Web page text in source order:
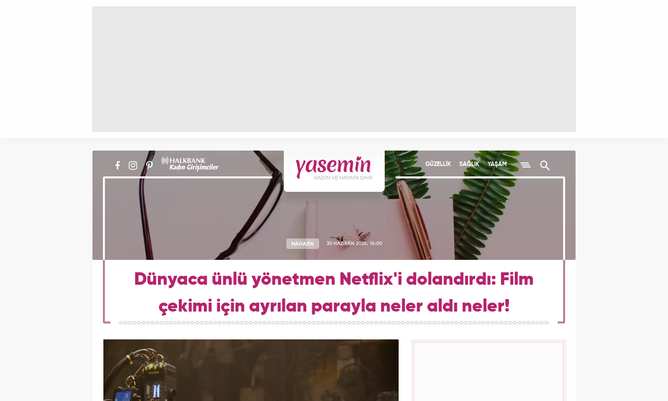
GÜZELLİK SAĞLIK YAŞAM
MAGAZİN 30 HAZİRAN 2026, 16:00
Dünyaca ünlü yönetmen Netflix'i dolandırdı: Film
çekimi için ayrılan parayla neler aldı neler!